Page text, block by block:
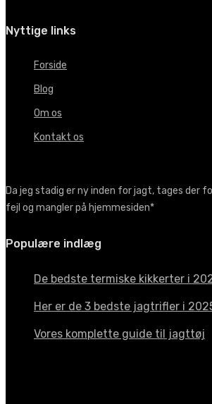
Nyttige links
Forside
Blog
Om os
Kontakt os
Da jeg stadig er ny inden for jagt, tages der
fejl og mangler på hjemmesiden*
Populære indlæg
De bedste termiske kikkerter i
Her er de 3 bedste jagtrifler i
Vores komplette guide til jagttøj